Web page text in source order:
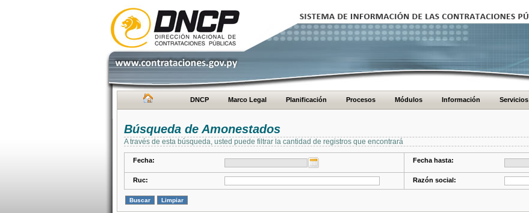
DNCP Marco Legal Planificación Procesos Módulos Información Servicios
Búsqueda de Amonestados
A través de esta búsqueda, usted puede filtrar la cantidad de registros que encontrará
Fecha: Fecha hasta:
Ruc: Razón social: